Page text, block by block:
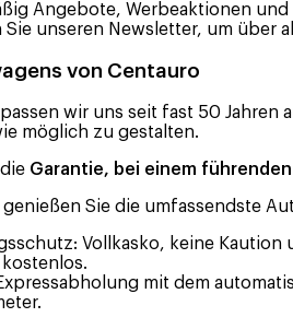
Angebote, Werbeaktionen
unseren Newsletter, um über
von Centauro
passen wir uns seit fast 50
möglich zu gestalten.
Garantie, bei einem
genießen Sie die umfassendste
Vollkasko, keine
mit dem